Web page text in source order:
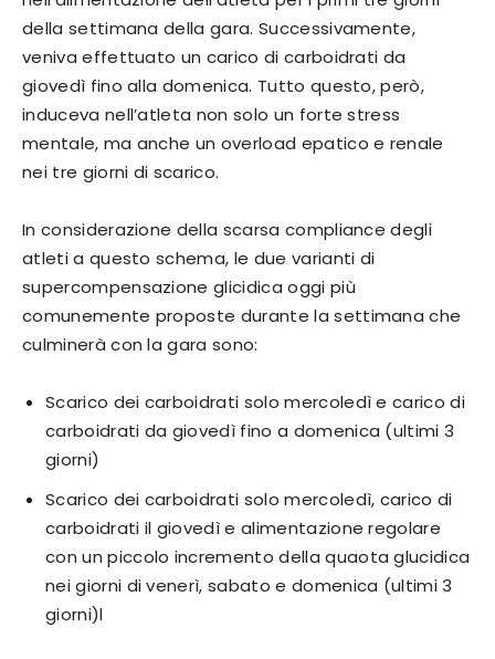
della settimana della gara. Successivamente,
veniva effettuato un carico di carboidrati da
giovedì fino alla domenica. Tutto questo, però,
induceva nell’atleta non solo un forte stress
mentale, ma anche un overload epatico e renale
nei tre giorni di scarico.
In considerazione della scarsa compliance degli
atleti a questo schema, le due varianti di
supercompensazione glicidica oggi più
comunemente proposte durante la settimana che
culminerà con la gara sono:
Scarico dei carboidrati solo mercoledì e carico di
carboidrati da giovedì fino a domenica (ultimi 3
giorni)
Scarico dei carboidrati solo mercoledì, carico di
carboidrati il giovedì e alimentazione regolare
con un piccolo incremento della quaota glucidica
nei giorni di venerì, sabato e domenica (ultimi 3
giorni)l